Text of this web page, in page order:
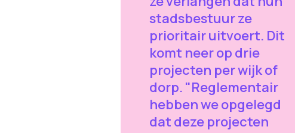
stadsbestuur ze
prioritair uitvoert. Dit
komt neer op drie
projecten per wijk of
dorp. "Reglementair
hebben we opgelegd
dat deze projecten